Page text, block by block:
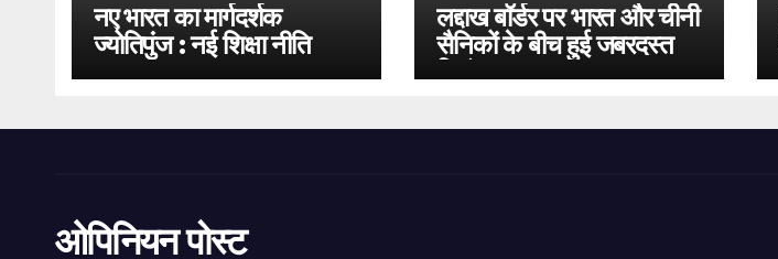
नए भारत का मार्गदर्शक
ज्योतिपुंज : नई शिक्षा नीति
2020
लद्दाख बॉर्डर पर भारत और चीनी
सैनिकों के बीच हुई जबरदस्त
भिड़ंत
ओपिनियन पोस्ट